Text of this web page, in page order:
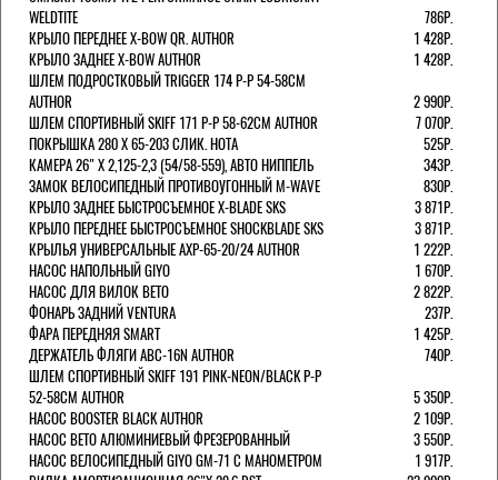
WELDTITE
786Р.
КРЫЛО ПЕРЕДНЕЕ X-BOW QR. AUTHOR
1 428Р.
КРЫЛО ЗАДНЕЕ X-BOW AUTHOR
1 428Р.
ШЛЕМ ПОДРОСТКОВЫЙ TRIGGER 174 Р-Р 54-58СМ
AUTHOR
2 990Р.
ШЛЕМ СПОРТИВНЫЙ SKIFF 171 Р-Р 58-62СМ AUTHOR
7 070Р.
ПОКРЫШКА 280 X 65-203 СЛИК. HOTA
525Р.
КАМЕРА 26" X 2,125-2,3 (54/58-559), АВТО НИППЕЛЬ
343Р.
ЗАМОК ВЕЛОСИПЕДНЫЙ ПРОТИВОУГОННЫЙ M-WAVE
830Р.
КРЫЛО ЗАДНЕЕ БЫСТРОСЪЕМНОЕ X-BLADE SKS
3 871Р.
КРЫЛО ПЕРЕДНЕЕ БЫСТРОСЪЕМНОЕ SHOCKBLADE SKS
3 871Р.
КРЫЛЬЯ УНИВЕРСАЛЬНЫЕ AXP-65-20/24 AUTHOR
1 222Р.
НАСОС НАПОЛЬНЫЙ GIYO
1 670Р.
НАСОС ДЛЯ ВИЛОК ВЕТО
2 822Р.
ФОНАРЬ ЗАДНИЙ VENTURA
237Р.
ФАРА ПЕРЕДНЯЯ SMART
1 425Р.
ДЕРЖАТЕЛЬ ФЛЯГИ ABC-16N AUTHOR
740Р.
ШЛЕМ СПОРТИВНЫЙ SKIFF 191 PINK-NEON/BLACK Р-Р
52-58СМ AUTHOR
5 350Р.
НАСОС BOOSTER BLACK AUTHOR
2 109Р.
НАСОС BETO АЛЮМИНИЕВЫЙ ФРЕЗЕРОВАННЫЙ
3 550Р.
НАСОС ВЕЛОСИПЕДНЫЙ GIYO GM-71 С МАНОМЕТРОМ
1 917Р.